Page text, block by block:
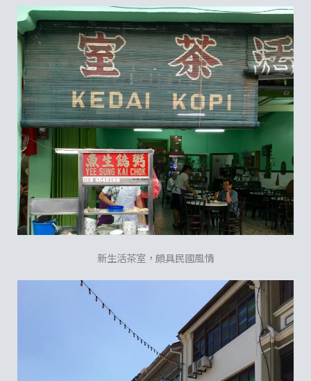
新生活茶室，頗具民國風情